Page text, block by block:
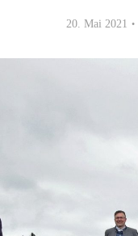
20. Mai 2021